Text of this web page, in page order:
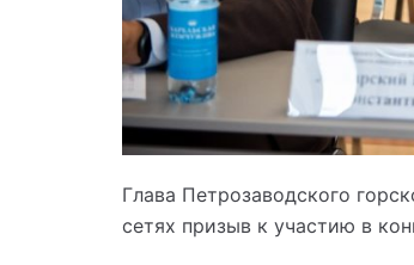
Глава Петрозаводского
сетях призыв к участию в